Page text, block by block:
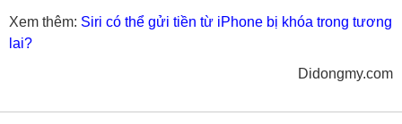
Xem thêm: Siri có thể gửi tiền từ iPhone bị khóa trong tương
lai?
Didongmy.com